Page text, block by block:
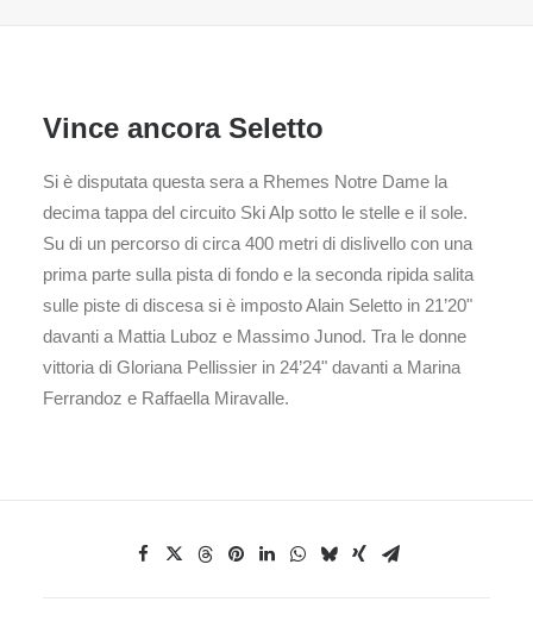
Vince ancora Seletto
Si è disputata questa sera a Rhemes Notre Dame la
decima tappa del circuito Ski Alp sotto le stelle e il sole.
Su di un percorso di circa 400 metri di dislivello con una
prima parte sulla pista di fondo e la seconda ripida salita
sulle piste di discesa si è imposto Alain Seletto in 21’20"
davanti a Mattia Luboz e Massimo Junod. Tra le donne
vittoria di Gloriana Pellissier in 24’24" davanti a Marina
Ferrandoz e Raffaella Miravalle.